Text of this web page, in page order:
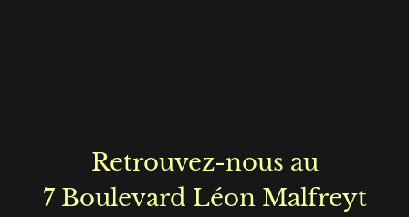
Retrouvez-nous au
7 Boulevard Léon Malfreyt